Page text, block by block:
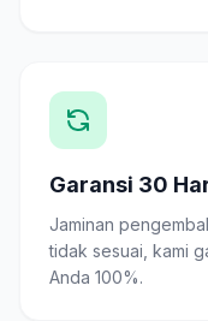
Garansi 30
Jaminan
tidak sesuai, kami
Anda 100%.